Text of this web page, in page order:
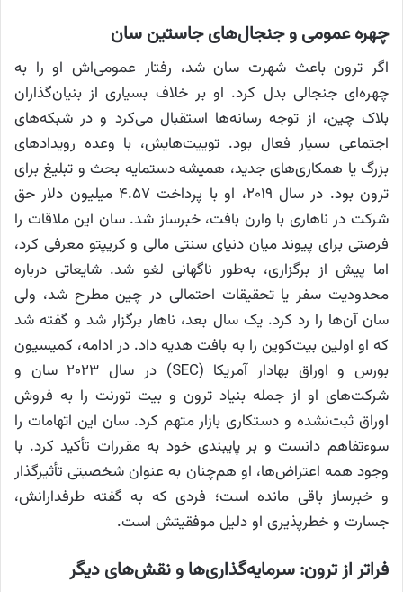
چهره عمومی و جنجال‌های جاستین سان
اگر ترون باعث شهرت سان شد، رفتار عمومی‌اش او را به
چهره‌ای جنجالی بدل کرد. او بر خلاف بسیاری از بنیان‌گذاران
بلاک چین، از توجه رسانه‌ها استقبال می‌کرد و در شبکه‌های
اجتماعی بسیار فعال بود. توییت‌هایش، با وعده رویدادهای
بزرگ یا همکاری‌های جدید، همیشه دستمایه بحث و تبلیغ برای
ترون بود. در سال ۲۰۱۹، او با پرداخت ۴.۵۷ میلیون دلار حق
شرکت در ناهاری با وارن بافت، خبرساز شد. سان این ملاقات را
فرصتی برای پیوند میان دنیای سنتی مالی و کریپتو معرفی کرد،
اما پیش از برگزاری، به‌طور ناگهانی لغو شد. شایعاتی درباره
محدودیت سفر یا تحقیقات احتمالی در چین مطرح شد، ولی
سان آن‌ها را رد کرد. یک سال بعد، ناهار برگزار شد و گفته شد
که او اولین بیت‌کوین را به بافت هدیه داد. در ادامه، کمیسیون
بورس و اوراق بهادار آمریکا (SEC) در سال ۲۰۲۳ سان و
شرکت‌های او از جمله بنیاد ترون و بیت تورنت را به فروش
اوراق ثبت‌نشده و دستکاری بازار متهم کرد. سان این اتهامات را
سوءتفاهم دانست و بر پایبندی خود به مقررات تأکید کرد. با
وجود همه اعتراض‌ها، او هم‌چنان به عنوان شخصیتی تأثیرگذار
و خبرساز باقی مانده است؛ فردی که به گفته طرفدارانش،
جسارت و خطرپذیری او دلیل موفقیتش است.
فراتر از ترون: سرمایه‌گذاری‌ها و نقش‌های دیگر